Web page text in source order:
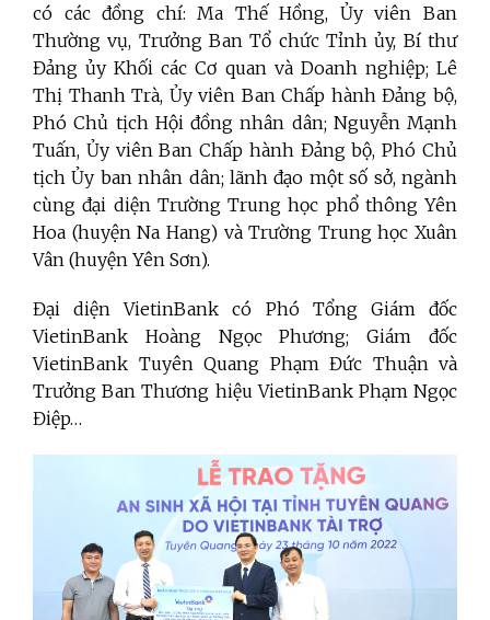
có các đồng chí: Ma Thế Hồng, Ủy viên Ban
Thường vụ, Trưởng Ban Tổ chức Tỉnh ủy, Bí thư
Đảng ủy Khối các Cơ quan và Doanh nghiệp; Lê
Thị Thanh Trà, Ủy viên Ban Chấp hành Đảng bộ,
Phó Chủ tịch Hội đồng nhân dân; Nguyễn Mạnh
Tuấn, Ủy viên Ban Chấp hành Đảng bộ, Phó Chủ
tịch Ủy ban nhân dân; lãnh đạo một số sở, ngành
cùng đại diện Trường Trung học phổ thông Yên
Hoa (huyện Na Hang) và Trường Trung học Xuân
Vân (huyện Yên Sơn).
Đại diện VietinBank có Phó Tổng Giám đốc
VietinBank Hoàng Ngọc Phương; Giám đốc
VietinBank Tuyên Quang Phạm Đức Thuận và
Trưởng Ban Thương hiệu VietinBank Phạm Ngọc
Điệp…